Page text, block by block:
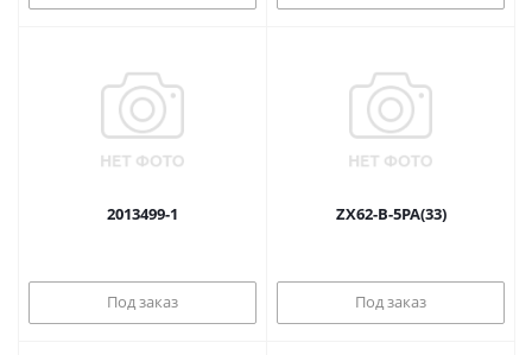
2013499-1
Под заказ
ZX62-B-5PA(33)
Под заказ